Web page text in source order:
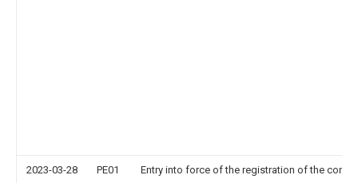
2023-03-28 PE01 Entry into force of the registration of the